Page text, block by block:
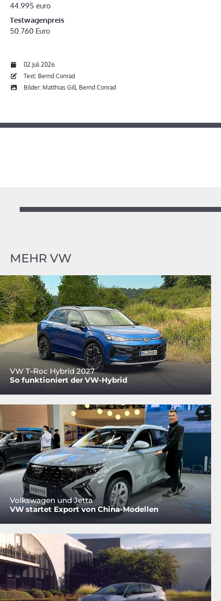
44.995 euro
Testwagenpreis
50.760 Euro
02.Juli 2026
Text: Bernd Conrad
Bilder: Matthias Gill, Bernd Conrad
MEHR VW
VW T-Roc Hybrid 2027
So funktioniert der VW-Hybrid
Volkswagen und Jetta
VW startet Export von China-Modellen